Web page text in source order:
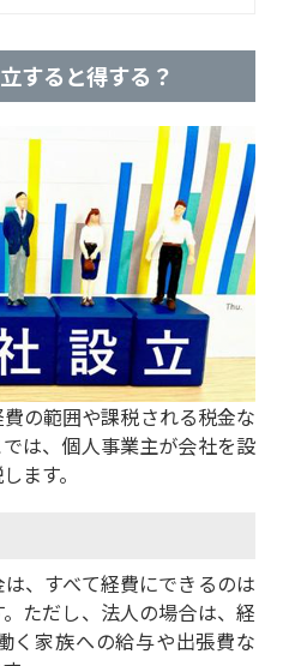
すると得する？
の範囲や課税される税金な
は、個人事業主が会社を設
ます。
、すべて経費にできるのは
ただし、 法人の場合は、経
く家族への給与や出張費な